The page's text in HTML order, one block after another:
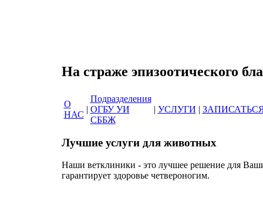
На страже
О
НАС
|
Подразделения
ОГБУ УИ
СББЖ
| УСЛУГИ |
Лучшие услуги для животных
Наши ветклиники - это лучшее решение для
гарантирует здоровье четвероногим.